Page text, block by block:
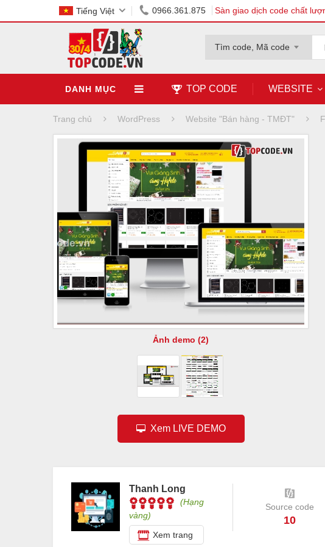
Tiếng Việt 0966.361.875 Sàn giao dịch code chất
Tìm code, Mã code
DANH MỤC TOP CODE WEBSITE
Trang chủ WordPress Website "Bán hàng - TMĐT"
Ảnh demo (2)
Xem LIVE DEMO
Thanh Long
(Hạng
vàng)
Xem trang
Source code
10